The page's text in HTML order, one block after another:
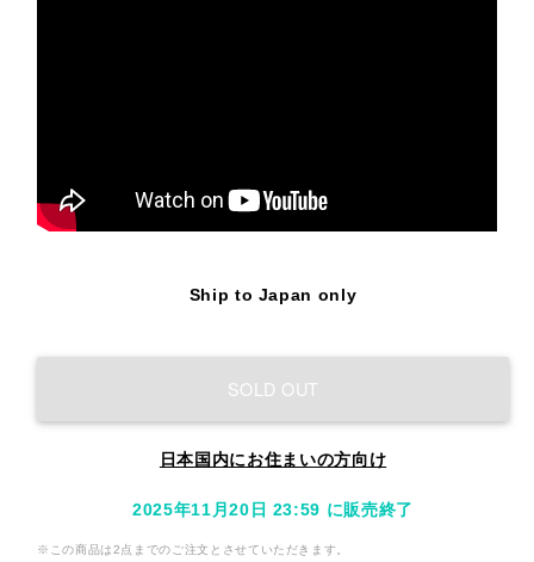
Ship to Japan only
SOLD OUT
日本国内にお住まいの方向け
2025年11月20日 23:59 に販売終了
※この商品は2点までのご注文とさせていただきます。